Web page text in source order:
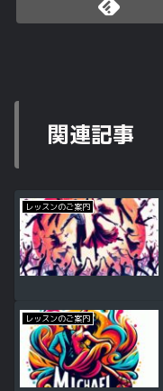
関連記事
レッスンのご案内
レッスンのご案内